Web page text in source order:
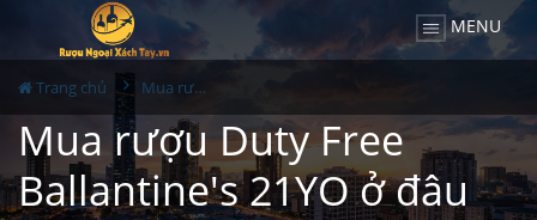
MENU
Trang chủ Mua rượu Duty Free Ballantine's 21YO ở đâu
Mua rượu Duty Free
Ballantine's 21YO ở đâu